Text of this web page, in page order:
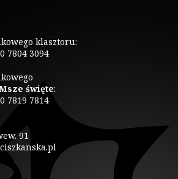
klasztoru:
7804 3094
święte:
7819 7814
91